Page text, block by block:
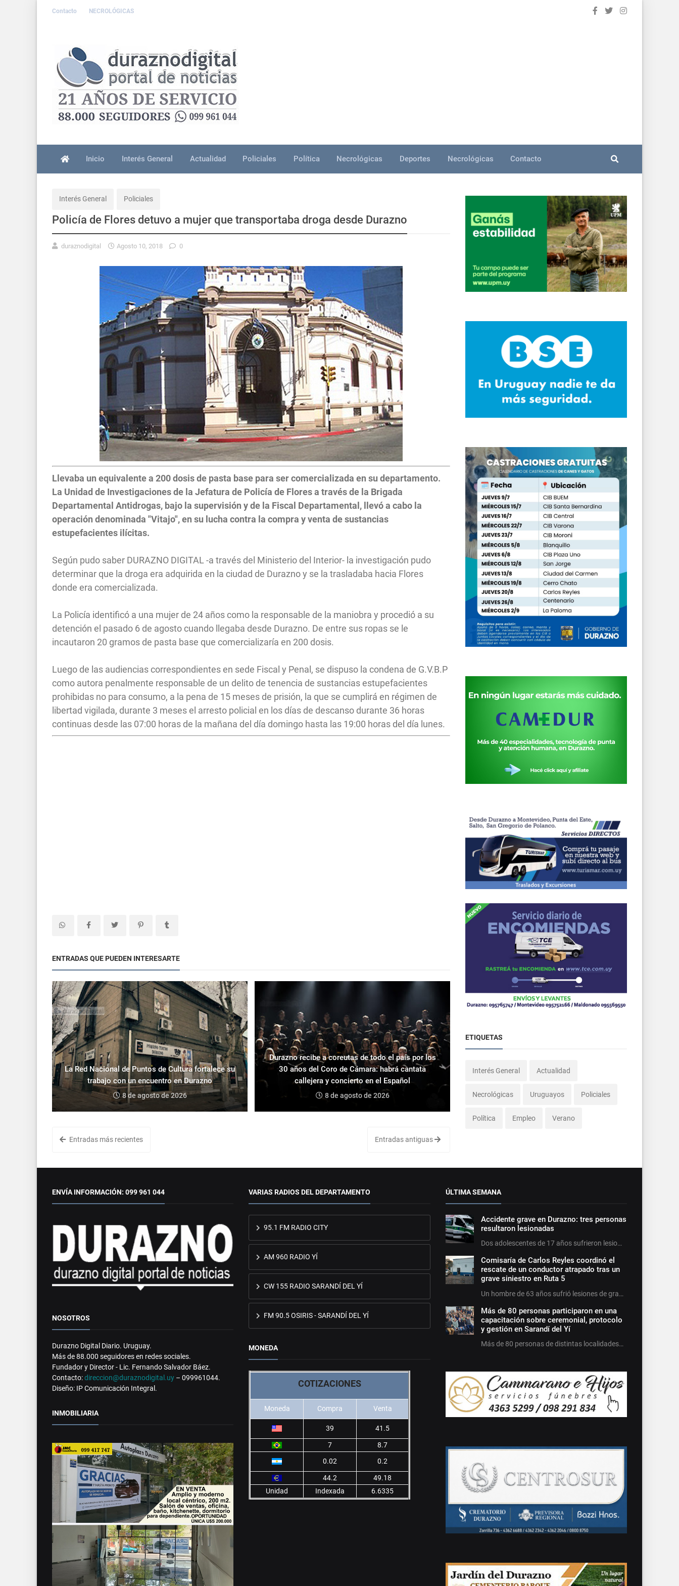
Contacto NECROLÓGICAS
Inicio Interés General Actualidad Policiales Política Necrológicas Deportes Necrológicas Contacto
Interés General Policiales
Policía de Flores detuvo a mujer que transportaba droga desde Durazno
duraznodigital Agosto 10, 2018 0
Llevaba un equivalente a 200 dosis de pasta base para ser comercializada en su departamento.
La Unidad de Investigaciones de la Jefatura de Policía de Flores a través de la Brigada
Departamental Antidrogas, bajo la supervisión y de la Fiscal Departamental, llevó a cabo la
operación denominada "Vitajo", en su lucha contra la compra y venta de sustancias
estupefacientes ilícitas.
Según pudo saber DURAZNO DIGITAL -a través del Ministerio del Interior- la investigación pudo
determinar que la droga era adquirida en la ciudad de Durazno y se la trasladaba hacia Flores
donde era comercializada.
La Policía identificó a una mujer de 24 años como la responsable de la maniobra y procedió a su
detención el pasado 6 de agosto cuando llegaba desde Durazno. De entre sus ropas se le
incautaron 20 gramos de pasta base que comercializaría en 200 dosis.
Luego de las audiencias correspondientes en sede Fiscal y Penal, se dispuso la condena de G.V.B.P
como autora penalmente responsable de un delito de tenencia de sustancias estupefacientes
prohibidas no para consumo, a la pena de 15 meses de prisión, la que se cumplirá en régimen de
libertad vigilada, durante 3 meses el arresto policial en los días de descanso durante 36 horas
continuas desde las 07:00 horas de la mañana del día domingo hasta las 19:00 horas del día lunes.
ENTRADAS QUE PUEDEN INTERESARTE
La Red Nacional de Puntos de Cultura fortalece su
trabajo con un encuentro en Durazno
8 de agosto de 2026
Durazno recibe a coreutas de todo el país por los
30 años del Coro de Cámara: habrá cantata
callejera y concierto en el Español
8 de agosto de 2026
Entradas más recientes Entradas antiguas
ETIQUETAS
Interés General Actualidad
Necrológicas Uruguayos Policiales
Política Empleo Verano
ENVÍA INFORMACIÓN: 099 961 044
NOSOTROS
Durazno Digital Diario. Uruguay.
Más de 88.000 seguidores en redes sociales.
Fundador y Director - Lic. Fernando Salvador Báez.
Contacto:direccion@duraznodigital.uy – 099961044.
Diseño: IP Comunicación Integral.
INMOBILIARIA
VARIAS RADIOS DEL DEPARTAMENTO
95.1 FM RADIO CITY
AM 960 RADIO YÍ
CW 155 RADIO SARANDÍ DEL YÍ
FM 90.5 OSIRIS - SARANDÍ DEL YÍ
MONEDA
COTIZACIONES
Moneda Compra Venta
39 41.5
7
8.7
0.02
0.2
44.2
49.18
Unidad
Indexada 6.6335
ÚLTIMA SEMANA
Accidente grave en Durazno: tres personas
resultaron lesionadas
Dos adolescentes de 17 años sufrieron lesio…
Comisaría de Carlos Reyles coordinó el
rescate de un conductor atrapado tras un
grave siniestro en Ruta 5
Un hombre de 63 años sufrió lesiones de gra…
Más de 80 personas participaron en una
capacitación sobre ceremonial, protocolo
y gestión en Sarandí del Yí
Más de 80 personas de distintas localidades…